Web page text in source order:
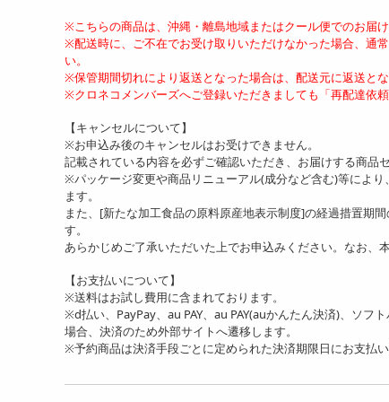
※こちらの商品は、沖縄・離島地域またはクール便でのお届
※配送時に、ご不在でお受け取りいただけなかった場合、通
い。
※保管期間切れにより返送となった場合は、配送元に返送と
※クロネコメンバーズへご登録いただきましても「再配達依
【キャンセルについて】
※お申込み後のキャンセルはお受けできません。
記載されている内容を必ずご確認いただき、お届けする商品
※パッケージ変更や商品リニューアル(成分など含む)等によ
ます。
また、[新たな加工食品の原料原産地表示制度]の経過措置期
す。
あらかじめご了承いただいた上でお申込みください。なお、
【お支払いについて】
※送料はお試し費用に含まれております。
※d払い、PayPay、au PAY、au PAY(auかんたん決済)、ソフ
場合、決済のため外部サイトへ遷移します。
※予約商品は決済手段ごとに定められた決済期限日にお支払